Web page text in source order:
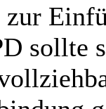
zur
sollte